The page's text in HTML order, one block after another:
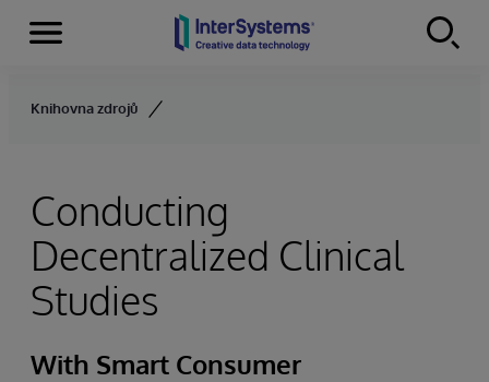
Skip to content
Menu
Knihovna zdrojů
Conducting
Decentralized Clinical
Studies
With Smart Consumer